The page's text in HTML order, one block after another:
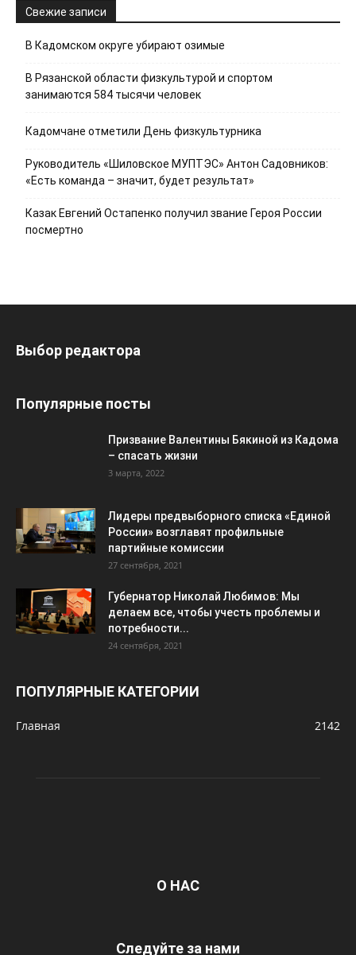
Свежие записи
В Кадомском округе убирают озимые
В Рязанской области физкультурой и спортом
занимаются 584 тысячи человек
Кадомчане отметили День физкультурника
Руководитель «Шиловское МУПТЭС» Антон Садовников:
«Есть команда – значит, будет результат»
Казак Евгений Остапенко получил звание Героя России
посмертно
Выбор редактора
Популярные посты
Призвание Валентины Бякиной из Кадома
– спасать жизни
3 марта, 2022
Лидеры предвыборного списка «Единой
России» возглавят профильные
партийные комиссии
27 сентября, 2021
Губернатор Николай Любимов: Мы
делаем все, чтобы учесть проблемы и
потребности...
24 сентября, 2021
ПОПУЛЯРНЫЕ КАТЕГОРИИ
Главная 2142
О НАС
Следуйте за нами